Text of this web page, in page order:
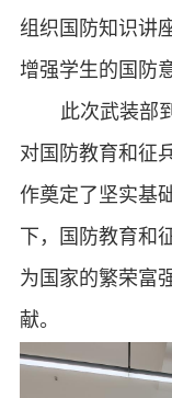
组织国防知识讲
增强学生的国防
此次武装部
对国防教育和征
作奠定了坚实基
下，国防教育和
为国家的繁荣富
献。